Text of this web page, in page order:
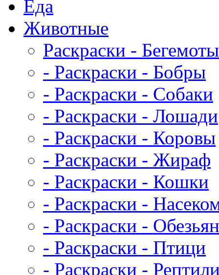
Еда
Животныe
Раскраски - Бегемоты
- Раскраски - Бобры
- Раскраски - Собаки
- Раскраски - Лошади
- Раскраски - Коровы
- Раскраски - Жираф
- Раскраски - Кошки
- Раскраски -
- Раскраски -
- Раскраски - Птици
- Раскраски -